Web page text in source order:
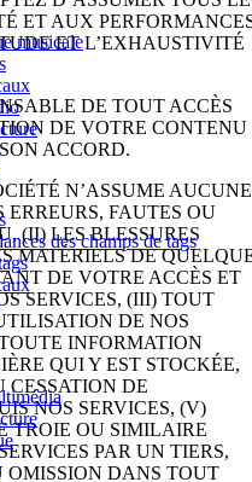
musicale
des champs de tags
ET AUX
ET L’EXHAUSTIVITÉ
DE TOUT ACCÈS
DE VOTRE CONTENU
ACCORD.
N’ASSUME AUCUNE
ERREURS, FAUTES OU
(II) LES BLESSURES
MATÉRIELS DE
DE VOTRE ACCÈS ET
SERVICES, (III) TOUT
DE NOS
INFORMATION
QUI Y EST STOCKÉE,
CESSATION DE
NOS SERVICES, (V)
TROIE OU SIMILAIRE
PAR UN TIERS,
OMISSION DANS TOUT